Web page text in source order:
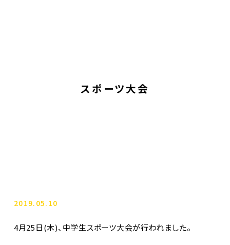
スポーツ大会
2019.05.10
4月25日(木)、中学生スポーツ大会が行われました。